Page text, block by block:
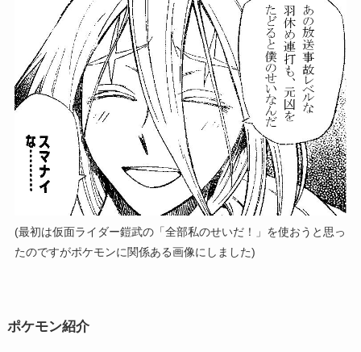
(最初は仮面ライダー鎧武の「全部私のせいだ！」を使おうと思っ
たのですがポケモンに関係ある画像にしました)
ポケモン紹介